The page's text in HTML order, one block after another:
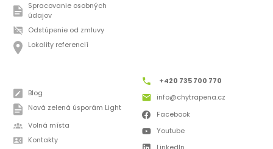
Spracovanie osobných
údajov
Odstúpenie od zmluvy
Lokality referencií
Blog
Nová zelená úsporám Light
Volná místa
Kontakty
+420 735 700 770
info@chytrapena.cz
Facebook
Youtube